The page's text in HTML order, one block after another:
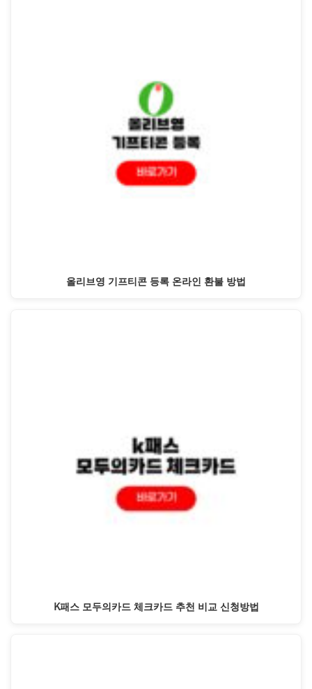
올리브영 기프티콘 등록 온라인 환불 방법
K패스 모두의카드 체크카드 추천 비교 신청방법